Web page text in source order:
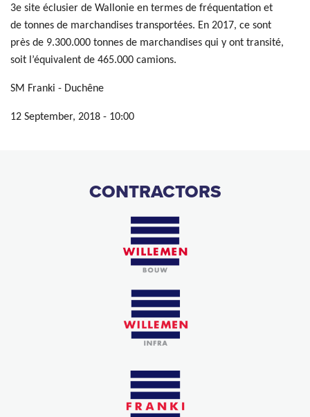
3e site éclusier de Wallonie en termes de fréquentation et
de tonnes de marchandises transportées. En 2017, ce sont
près de 9.300.000 tonnes de marchandises qui y ont transité,
soit l’équivalent de 465.000 camions.
SM Franki - Duchêne
12 September, 2018 - 10:00
CONTRACTORS